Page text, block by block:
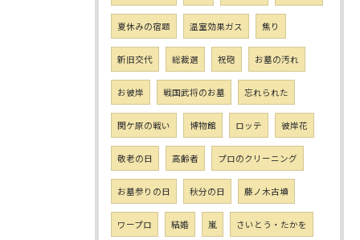
夏休みの宿題 温室効果ガス 焦り
新旧交代 総裁選 祝砲 お墓の汚れ
お彼岸 戦国武将のお墓 忘れられた
関ケ原の戦い 博物館 ロッテ 彼岸花
敬老の日 高齢者 プロのクリーニング
お墓参りの日 秋分の日 藤ノ木古墳
ワープロ 結婚 嵐 さいとう・たかを